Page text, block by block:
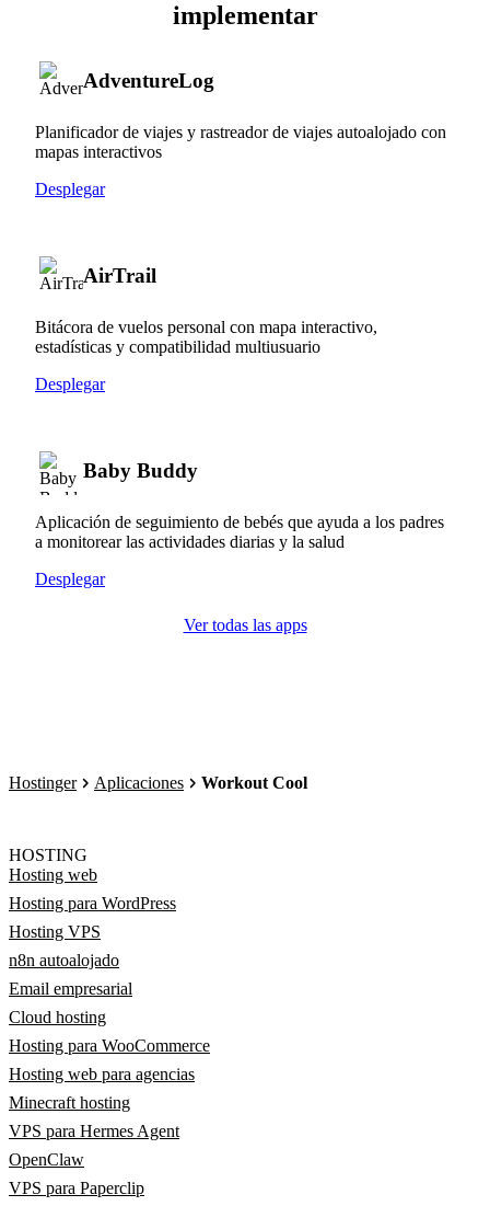
implementar
AdventureLog
Planificador de viajes y rastreador de viajes autoalojado con
mapas interactivos
Desplegar
AirTrail
Bitácora de vuelos personal con mapa interactivo,
estadísticas y compatibilidad multiusuario
Desplegar
Baby Buddy
Aplicación de seguimiento de bebés que ayuda a los padres
a monitorear las actividades diarias y la salud
Desplegar
Ver todas las apps
Hostinger Aplicaciones Workout Cool
HOSTING
Hosting web
Hosting para WordPress
Hosting VPS
n8n autoalojado
Email empresarial
Cloud hosting
Hosting para WooCommerce
Hosting web para agencias
Minecraft hosting
VPS para Hermes Agent
OpenClaw
VPS para Paperclip